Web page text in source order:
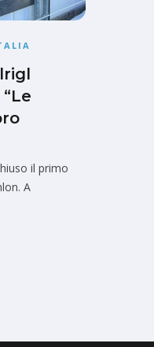
il primo
A